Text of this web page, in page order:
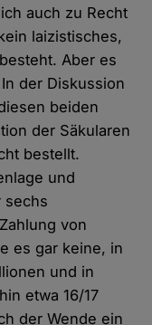
auch zu Recht
laizistisches,
Aber es
der Diskussion
beiden
der Säkularen
bestellt.
und
sechs
von
es gar keine, in
und in
etwa 16/17
der Wende ein